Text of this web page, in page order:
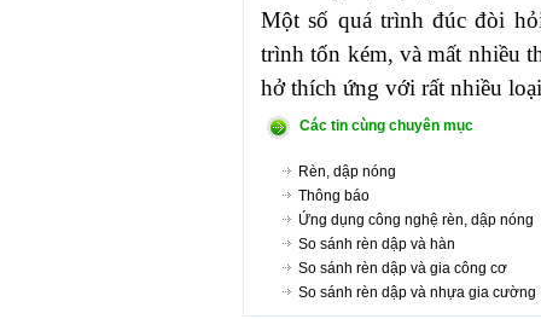
Một số quá trình đúc đòi
trình tốn kém, và mất nhiều
hở thích ứng với rất nhiều
Các tin cùng chuyên mục
Rèn, dập nóng
Thông báo
Ứng dụng công nghệ rèn, dập nóng
So sánh rèn dập và hàn
So sánh rèn dập và gia công cơ
So sánh rèn dập và nhựa gia cường